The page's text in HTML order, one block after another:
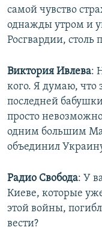
самой чувство
однажды утром и
Росгвардии,
Виктория Ивлева:
кого. Я думаю, что
последней
просто
одним большим
объединил
Радио Свобода: ​У
Киеве, которые
этой войны,
вести?